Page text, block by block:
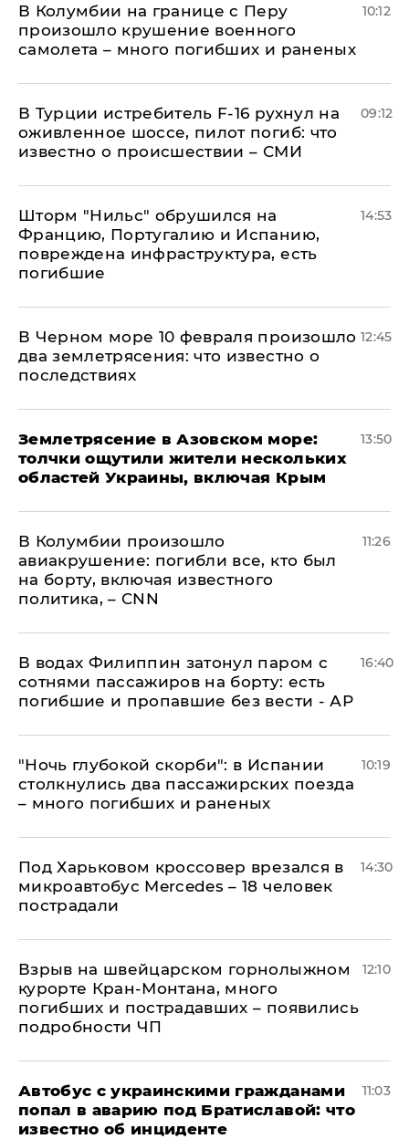
В Колумбии на границе с Перу
произошло крушение военного
самолета – много погибших и раненых
10:12
В Турции истребитель F-16 рухнул на
оживленное шоссе, пилот погиб: что
известно о происшествии – СМИ
09:12
Шторм "Нильс" обрушился на
Францию, Португалию и Испанию,
повреждена инфраструктура, есть
погибшие
14:53
В Черном море 10 февраля произошло
два землетрясения: что известно о
последствиях
12:45
Землетрясение в Азовском море:
толчки ощутили жители нескольких
областей Украины, включая Крым
13:50
В Колумбии произошло
авиакрушение: погибли все, кто был
на борту, включая известного
политика, – CNN
11:26
В водах Филиппин затонул паром с
сотнями пассажиров на борту: есть
погибшие и пропавшие без вести - АР
16:40
"Ночь глубокой скорби": в Испании
столкнулись два пассажирских поезда
– много погибших и раненых
10:19
Под Харьковом кроссовер врезался в
микроавтобус Mercedes – 18 человек
пострадали
14:30
Взрыв на швейцарском горнолыжном
курорте Кран-Монтана, много
погибших и пострадавших – появились
подробности ЧП
12:10
Автобус с украинскими гражданами
попал в аварию под Братиславой: что
известно об инциденте
11:03